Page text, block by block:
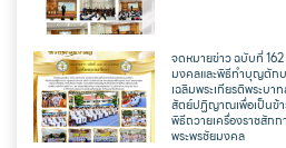
จดหมายข่าว ฉบับที่
มงคลและพิธีทำบุญตัก
เฉลิมพระเกียรติพระบา
สัตย์ปฏิญาณเพื่อเป็นข้า
พิธีถวายเครื่องราชสัก
พระพรชัยมงคล